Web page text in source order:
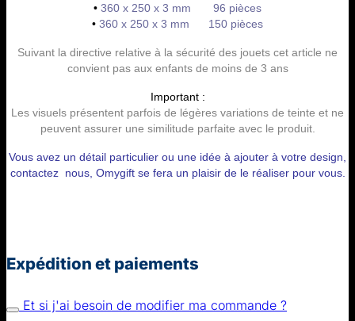
• 360 x 250 x 3 mm 96 pièces
• 360 x 250 x 3 mm 150 pièces
Suivant la directive relative à la sécurité des jouets cet article ne
convient pas aux enfants de moins de 3 ans
Important :
Les visuels présentent parfois de légères variations de teinte et ne
peuvent assurer une similitude parfaite avec le produit.
Vous avez un détail particulier ou une idée à ajouter à votre design,
contactez nous, Omygift se fera un plaisir de le réaliser pour vous.
Expédition et paiements
Et si j'ai besoin de modifier ma commande ?